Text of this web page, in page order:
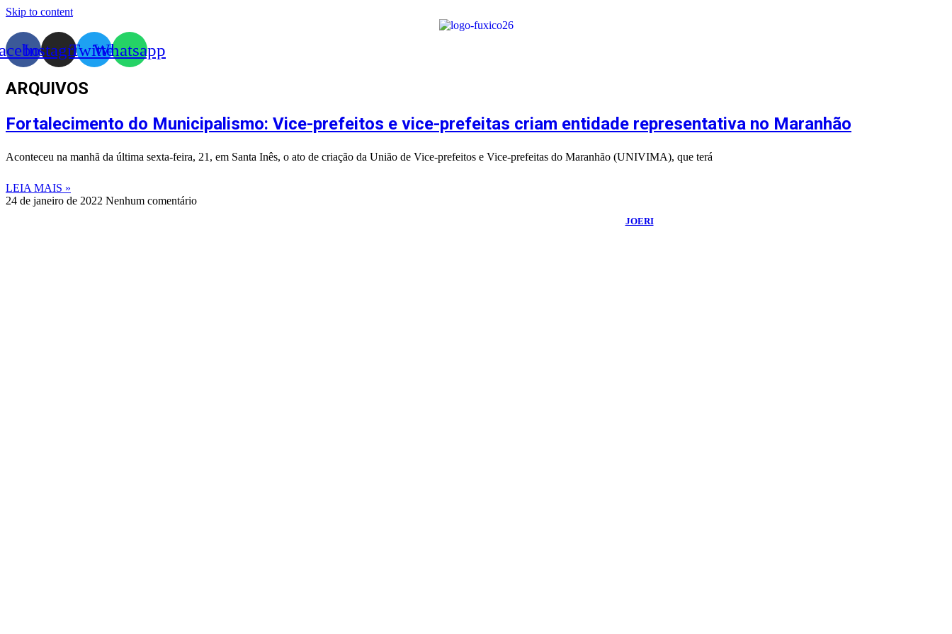
Skip to content
InstagramTwitterWhatsapp
ARQUIVOS
Fortalecimento do Municipalismo: Vice-prefeitos e vice-prefeitas criam entidade representativa no Maranhão
Aconteceu na manhã da última sexta-feira, 21, em Santa Inês, o ato de criação da União de Vice-prefeitos e Vice-prefeitas do Maranhão (UNIVIMA), que terá
LEIA MAIS »
24 de janeiro de 2022 Nenhum comentário
JOERI